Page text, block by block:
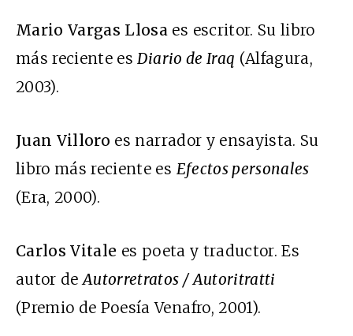
Mario Vargas Llosa es escritor. Su libro
más reciente esDiario de Iraq (Alfagura,
2003).
Juan Villoro es narrador y ensayista. Su
libro más reciente es Efectos personales
(Era, 2000).
Carlos Vitale es poeta y traductor. Es
autor deAutorretratos / Autoritratti
(Premio de Poesía Venafro, 2001).